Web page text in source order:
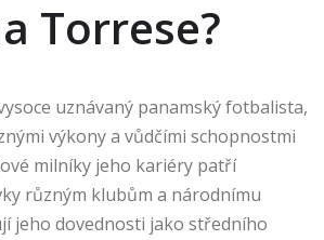
Torrese?
uznávaný panamský fotbalista,
výkony a vůdčími schopnostmi
milníky jeho kariéry patří
různým klubům a národnímu
jeho dovednosti jako středního